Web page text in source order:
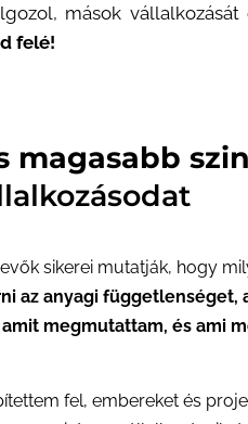
mások
felé!
magasabb
sikerei mutatják, hogy
az anyagi függetlenséget,
megmutattam, és ami
fel, embereket és